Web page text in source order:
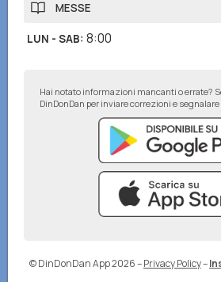
MESSE
LUN - SAB: 8:00
Hai notato informazioni mancanti o errate?
DinDonDan per inviare correzioni e
© DinDonDan App 2026–Privacy Policy–